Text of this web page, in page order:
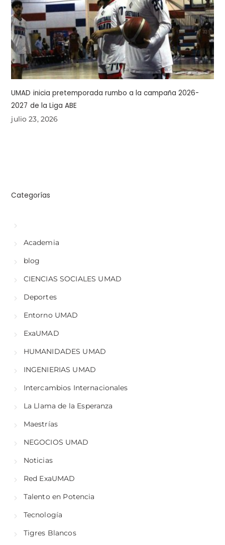
UMAD inicia pretemporada rumbo a la campaña 2026-
2027 de la Liga ABE
julio 23, 2026
Categorías
Academia
blog
CIENCIAS SOCIALES UMAD
Deportes
Entorno UMAD
ExaUMAD
HUMANIDADES UMAD
INGENIERIAS UMAD
Intercambios Internacionales
La Llama de la Esperanza
Maestrías
NEGOCIOS UMAD
Noticias
Red ExaUMAD
Talento en Potencia
Tecnología
Tigres Blancos